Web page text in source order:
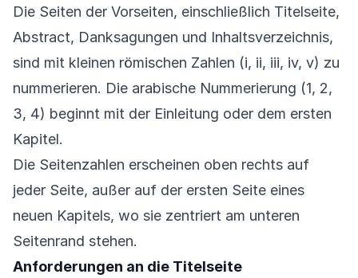
Die Seiten der Vorseiten, einschließlich Titelseite,
Abstract, Danksagungen und Inhaltsverzeichnis,
sind mit kleinen römischen Zahlen (i, ii, iii, iv, v) zu
nummerieren. Die arabische Nummerierung (1, 2,
3, 4) beginnt mit der Einleitung oder dem ersten
Kapitel.
Die Seitenzahlen erscheinen oben rechts auf
jeder Seite, außer auf der ersten Seite eines
neuen Kapitels, wo sie zentriert am unteren
Seitenrand stehen.
Anforderungen an die Titelseite